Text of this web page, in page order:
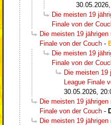
Die meisten 19
Finale von der
Die meisten 19
Finale von der Couch -
Die meisten 19
Finale von der
Die meisten 19
League Finale
30.05.2026,
Die meisten 19
Finale von der Couch -
Die meisten 19